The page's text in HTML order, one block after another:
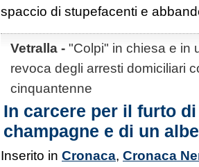
spaccio di stupefacenti e
Vetralla - "Colpi" in chiesa e in
revoca degli arresti domiciliari
cinquantenne
In carcere per il furto
champagne e di un
Inserito in Cronaca, Cronaca